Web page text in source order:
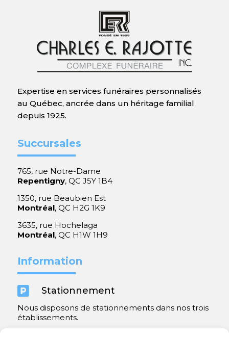
Expertise en services funéraires personnalisés
au Québec, ancrée dans un héritage familial
depuis 1925.
Succursales
765, rue Notre-Dame
Repentigny, QC J5Y 1B4
1350, rue Beaubien Est
Montréal, QC H2G 1K9
3635, rue Hochelaga
Montréal, QC H1W 1H9
Information
 Stationnement
Nous disposons de stationnements dans nos trois
établissements.